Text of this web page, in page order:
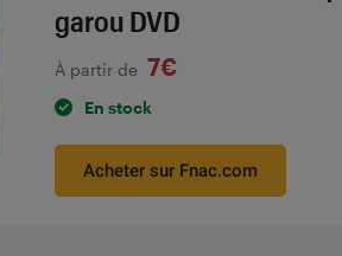
garou DVD
À partir de 7€
En stock
Acheter sur Fnac.com